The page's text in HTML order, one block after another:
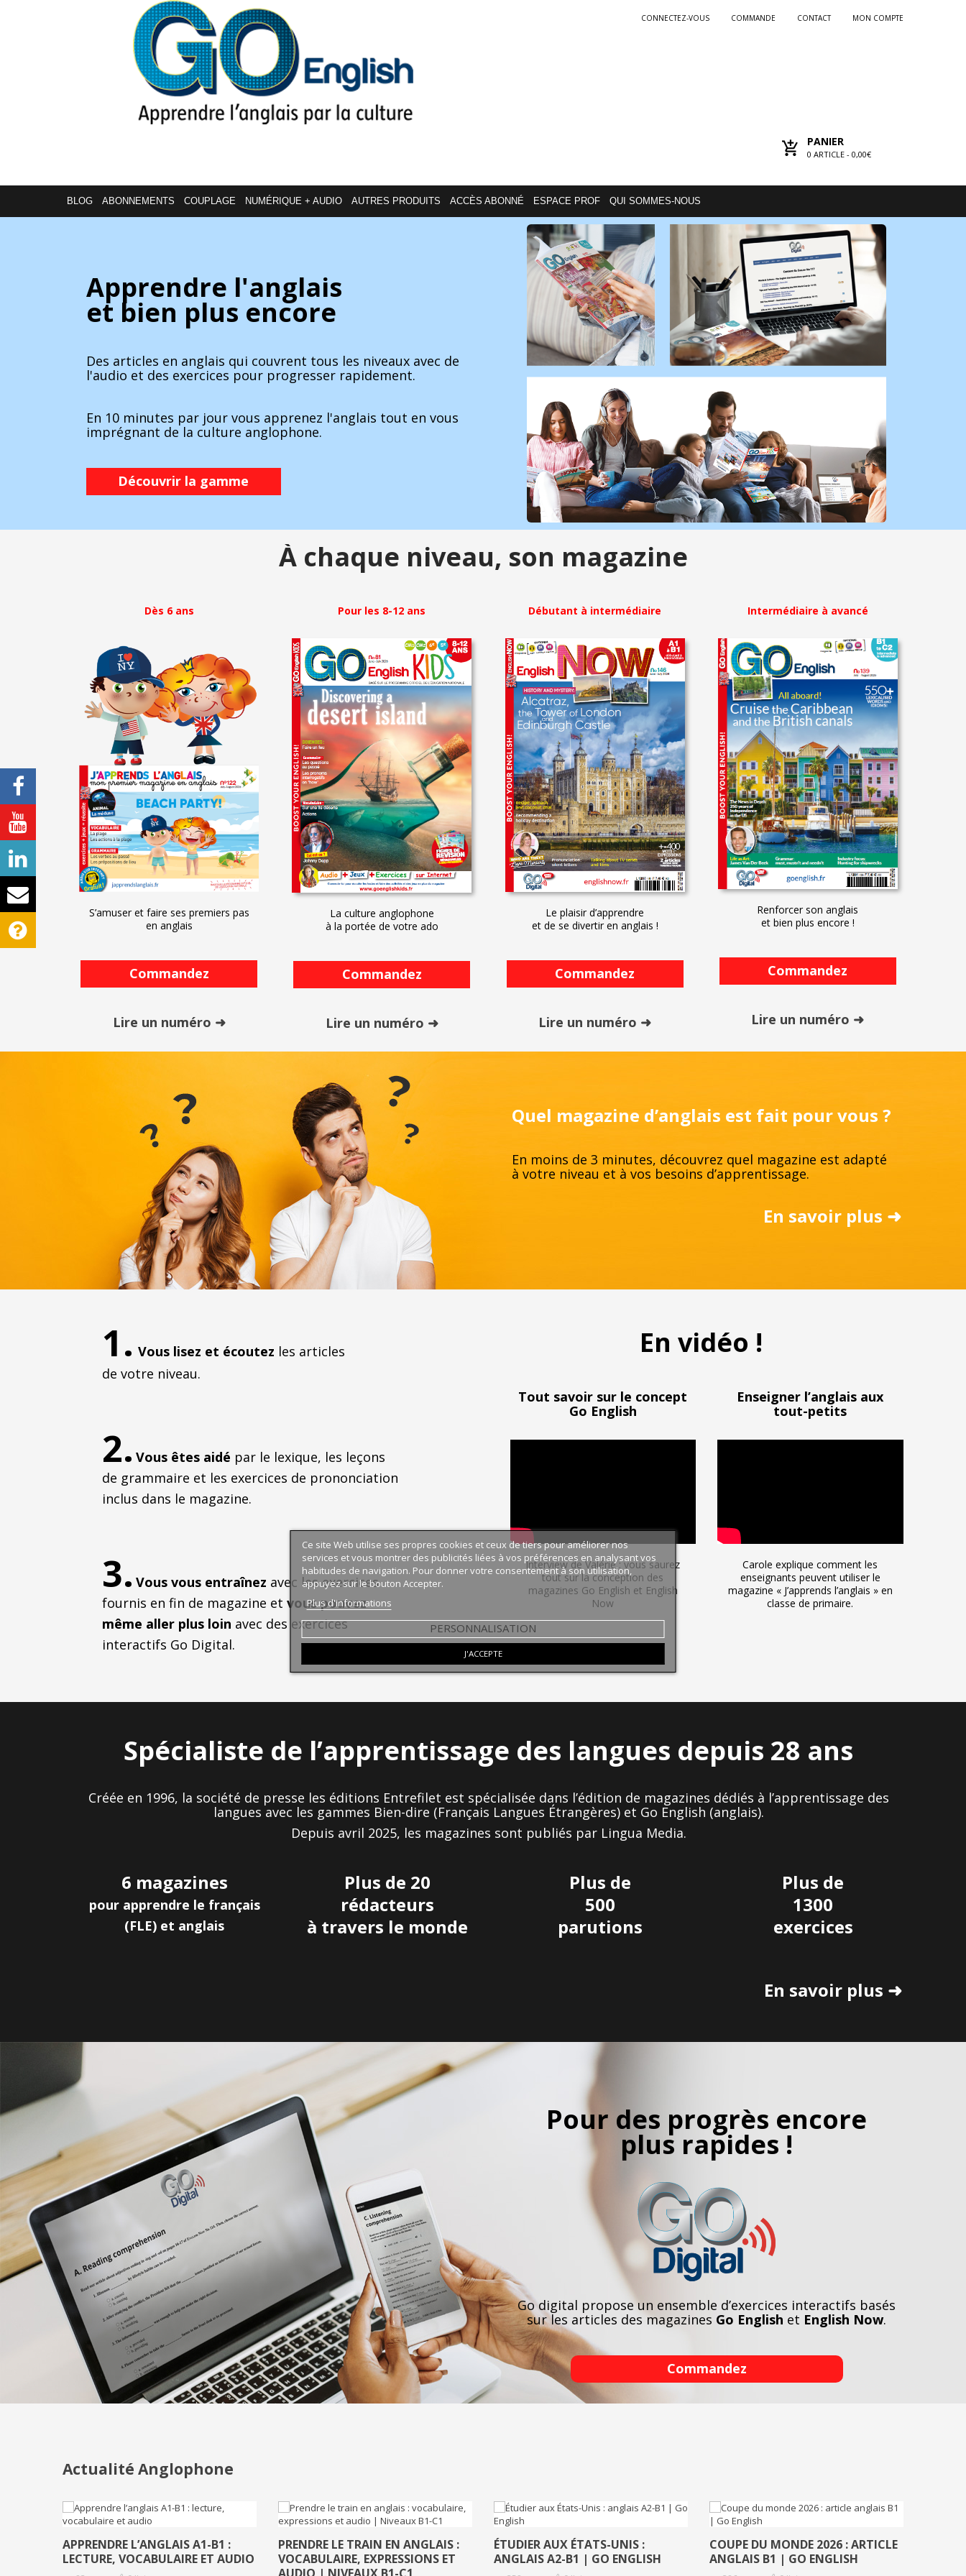
MON COMPTE
CONTACT
COMMANDE
CONNECTEZ-VOUS
PANIER
0 ARTICLE - 0,00€
BLOG ABONNEMENTS COUPLAGE NUMÉRIQUE + AUDIO AUTRES PRODUITS ACCÈS ABONNÉ ESPACE PROF QUI SOMMES-NOUS
Apprendre l'anglais
et bien plus encore
Des articles en anglais qui couvrent tous les niveaux avec de
l'audio et des exercices pour progresser rapidement.
En 10 minutes par jour vous apprenez l'anglais tout en vous
imprégnant de la culture anglophone.
Découvrir la gamme
À chaque niveau, son magazine
Dès 6 ans
S’amuser et faire ses premiers pas
en anglais
Commandez
Lire un numéro ➜
Pour les 8-12 ans
La culture anglophone
à la portée de votre ado
Commandez
Lire un numéro ➜
Débutant à intermédiaire
Le plaisir d’apprendre
et de se divertir en anglais !
Commandez
Lire un numéro ➜
Intermédiaire à avancé
Renforcer son anglais
et bien plus encore !
Commandez
Lire un numéro ➜
Quel magazine d’anglais est fait pour vous ?
En moins de 3 minutes, découvrez quel magazine est adapté
à votre niveau et à vos besoins d’apprentissage.
En savoir plus ➜
1. Vous lisez et écoutez les articles
de votre niveau.
2. Vous êtes aidé par le lexique, les leçons
de grammaire et les exercices de prononciation
inclus dans le magazine.
3. Vous vous entraînez avec les exercices
fournis en fin de magazine et vous pouvez
même aller plus loin avec des exercices
interactifs Go Digital.
En vidéo !
Tout savoir sur le concept
Go English
Interview de Valérie : vous saurez
tout sur la conception des
magazines Go English et English
Now
Enseigner l’anglais aux
tout-petits
Carole explique comment les
enseignants peuvent utiliser le
magazine « J’apprends l’anglais » en
classe de primaire.
Spécialiste de l’apprentissage des langues depuis 28 ans
Créée en 1996, la société de presse les éditions Entrefilet est spécialisée dans l’édition de magazines dédiés à l’apprentissage des
langues avec les gammes Bien-dire (Français Langues Étrangères) et Go English (anglais).
Depuis avril 2025, les magazines sont publiés par Lingua Media.
6 magazines
pour apprendre le français
(FLE) et anglais
Plus de 20
rédacteurs
à travers le monde
Plus de
500
parutions
Plus de
1300
exercices
En savoir plus ➜
Pour des progrès encore
plus rapides !
Go digital propose un ensemble d’exercices interactifs basés
sur les articles des magazines Go English et English Now.
Commandez
Actualité Anglophone
APPRENDRE L’ANGLAIS A1-B1 :
LECTURE, VOCABULAIRE ET AUDIO
PRENDRE LE TRAIN EN ANGLAIS :
VOCABULAIRE, EXPRESSIONS ET
ÉTUDIER AUX ÉTATS-UNIS :
ANGLAIS A2-B1 | GO ENGLISH
COUPE DU MONDE 2026 : ARTICLE
ANGLAIS B1 | GO ENGLISH
Ce site Web utilise ses propres cookies et ceux de tiers pour améliorer nos
services et vous montrer des publicités liées à vos préférences en analysant vos
habitudes de navigation. Pour donner votre consentement à son utilisation,
appuyez sur le bouton Accepter.
Plus d'informations
PERSONNALISATION
J'ACCEPTE